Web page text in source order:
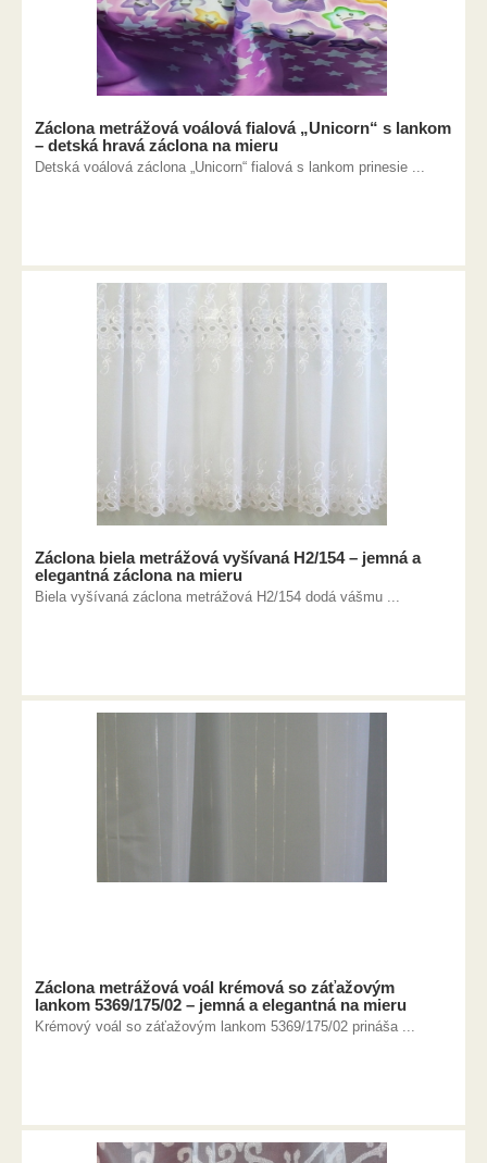
Záclona metrážová voálová fialová „Unicorn“ s lankom
– detská hravá záclona na mieru
Detská voálová záclona „Unicorn“ fialová s lankom prinesie ...
Záclona biela metrážová vyšívaná H2/154 – jemná a
elegantná záclona na mieru
Biela vyšívaná záclona metrážová H2/154 dodá vášmu ...
Záclona metrážová voál krémová so záťažovým
lankom 5369/175/02 – jemná a elegantná na mieru
Krémový voál so záťažovým lankom 5369/175/02 prináša ...